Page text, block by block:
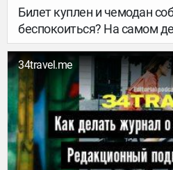
Билет куплен и чемодан
беспокоиться? На самом
купленным билетом тебе
места в самолете.
может произойти и что
34travel.me